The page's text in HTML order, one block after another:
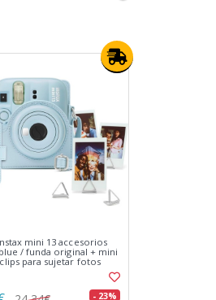
mini 13 accesorios
/ funda original + mini
para sujetar fotos
- 23%